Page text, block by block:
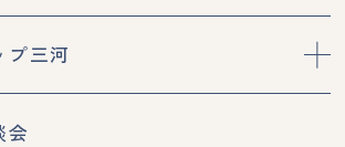
プ三河
会